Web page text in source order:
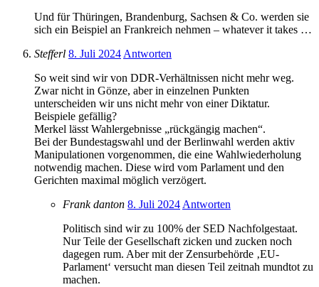
Und für Thüringen, Brandenburg, Sachsen & Co. werden sie
sich ein Beispiel an Frankreich nehmen – whatever it takes …
Stefferl 8. Juli 2024Antworten
So weit sind wir von DDR-Verhältnissen nicht mehr weg.
Zwar nicht in Gönze, aber in einzelnen Punkten
unterscheiden wir uns nicht mehr von einer Diktatur.
Beispiele gefällig?
Merkel lässt Wahlergebnisse „rückgängig machen“.
Bei der Bundestagswahl und der Berlinwahl werden aktiv
Manipulationen vorgenommen, die eine Wahlwiederholung
notwendig machen. Diese wird vom Parlament und den
Gerichten maximal möglich verzögert.
Frank danton 8. Juli 2024Antworten
Politisch sind wir zu 100% der SED Nachfolgestaat.
Nur Teile der Gesellschaft zicken und zucken noch
dagegen rum. Aber mit der Zensurbehörde ‚EU-
Parlament‘ versucht man diesen Teil zeitnah mundtot zu
machen.